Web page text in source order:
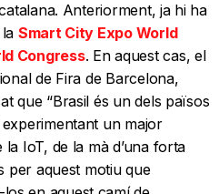
Anteriorment, ja hi ha
Smart City Expo World
Congress. En aquest cas, el
de Fira de Barcelona,
que “Brasil és un dels països
un major
IoT, de la mà d’una forta
per aquest motiu que